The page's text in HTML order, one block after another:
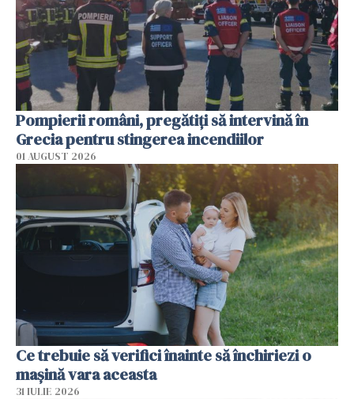
Pompierii români, pregătiţi să intervină în
Grecia pentru stingerea incendiilor
01 AUGUST 2026
Ce trebuie să verifici înainte să închiriezi o
mașină vara aceasta
31 IULIE 2026